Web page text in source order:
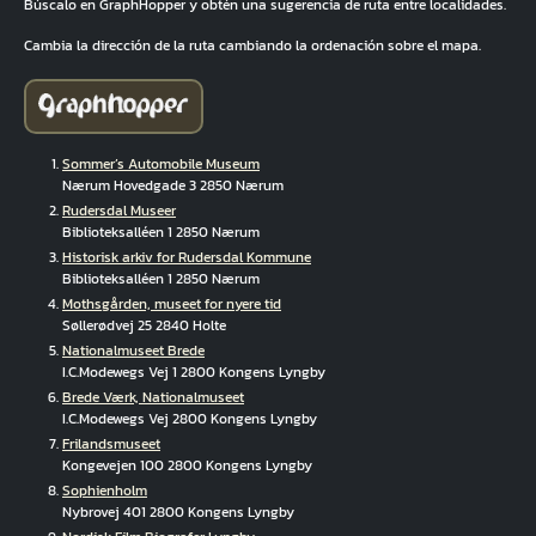
Búscalo en GraphHopper y obtén una sugerencia de ruta entre localidades.
Cambia la dirección de la ruta cambiando la ordenación sobre el mapa.
Sommer’s Automobile Museum
Nærum Hovedgade 3 2850 Nærum
Rudersdal Museer
Biblioteksalléen 1 2850 Nærum
Historisk arkiv for Rudersdal Kommune
Biblioteksalléen 1 2850 Nærum
Mothsgården, museet for nyere tid
Søllerødvej 25 2840 Holte
Nationalmuseet Brede
I.C.Modewegs Vej 1 2800 Kongens Lyngby
Brede Værk, Nationalmuseet
I.C.Modewegs Vej 2800 Kongens Lyngby
Frilandsmuseet
Kongevejen 100 2800 Kongens Lyngby
Sophienholm
Nybrovej 401 2800 Kongens Lyngby